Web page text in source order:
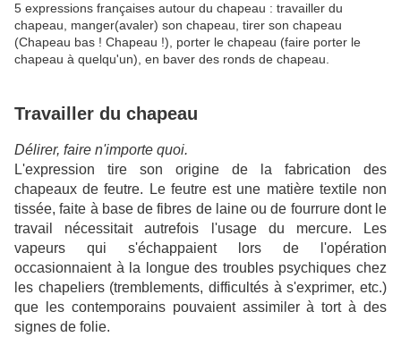
5 expressions françaises autour du chapeau : travailler du
chapeau, manger(avaler) son chapeau, tirer son chapeau
(Chapeau bas ! Chapeau !), porter le chapeau (faire porter le
chapeau à quelqu'un), en baver des ronds de chapeau.
Travailler du chapeau
Délirer, faire n'importe quoi.
L'expression tire son origine de la fabrication des
chapeaux de feutre. Le feutre est une matière textile non
tissée, faite à base de fibres de laine ou de fourrure dont le
travail nécessitait autrefois l'usage du mercure. Les
vapeurs qui s'échappaient lors de l'opération
occasionnaient à la longue des troubles psychiques chez
les chapeliers (tremblements, difficultés à s'exprimer, etc.)
que les contemporains pouvaient assimiler à tort à des
signes de folie.